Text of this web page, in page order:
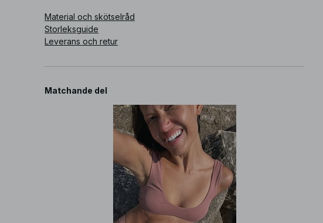
Material och skötselråd
Storleksguide
Leverans och retur
Matchande del